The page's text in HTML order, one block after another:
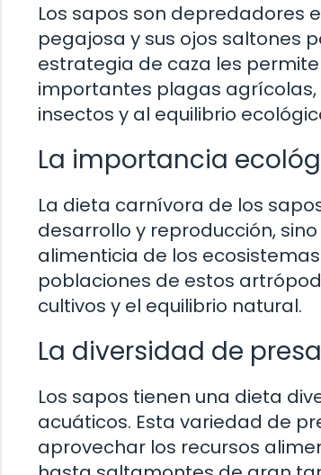
Los sapos son depredadores
pegajosa y sus ojos saltones
estrategia de caza les
importantes plagas
insectos y al equilibrio
La importancia
La dieta carnívora de los
desarrollo y reproducción,
alimenticia de los
poblaciones de estos
cultivos y el equilibrio natural.
La diversidad de
Los sapos tienen una dieta
acuáticos. Esta variedad de
aprovechar los recursos